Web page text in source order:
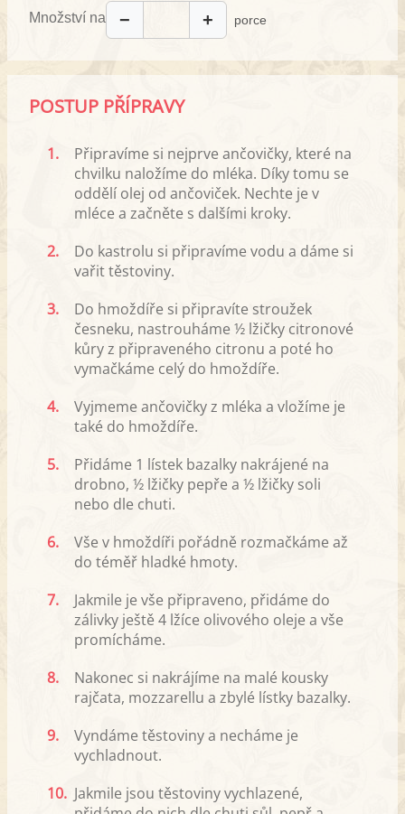
Množství na − + porce
POSTUP PŘÍPRAVY
1.
Připravíme si nejprve ančovičky, které na
chvilku naložíme do mléka. Díky tomu se
oddělí olej od ančoviček. Nechte je v
mléce a začněte s dalšími kroky.
2.
Do kastrolu si připravíme vodu a dáme si
vařit těstoviny.
3.
Do hmoždíře si připravíte stroužek
česneku, nastrouháme ½ lžičky citronové
kůry z připraveného citronu a poté ho
vymačkáme celý do hmoždíře.
4.
Vyjmeme ančovičky z mléka a vložíme je
také do hmoždíře.
5.
Přidáme 1 lístek bazalky nakrájené na
drobno, ½ lžičky pepře a ½ lžičky soli
nebo dle chuti.
6.
Vše v hmoždíři pořádně rozmačkáme až
do téměř hladké hmoty.
7.
Jakmile je vše připraveno, přidáme do
zálivky ještě 4 lžíce olivového oleje a vše
promícháme.
8.
Nakonec si nakrájíme na malé kousky
rajčata, mozzarellu a zbylé lístky bazalky.
9.
Vyndáme těstoviny a necháme je
vychladnout.
10. Jakmile jsou těstoviny vychlazené,